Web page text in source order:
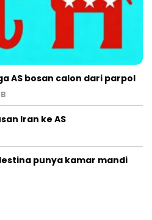
AS bosan calon dari parpol
Iran ke AS
punya kamar mandi